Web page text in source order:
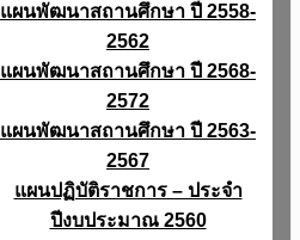
แผนพัฒนาสถานศึกษา ปี 2558-
2562
แผนพัฒนาสถานศึกษา ปี 2568-
2572
แผนพัฒนาสถานศึกษา ปี 2563-
2567
แผนปฏิบัติราชการ – ประจำ
ปีงบประมาณ 2560